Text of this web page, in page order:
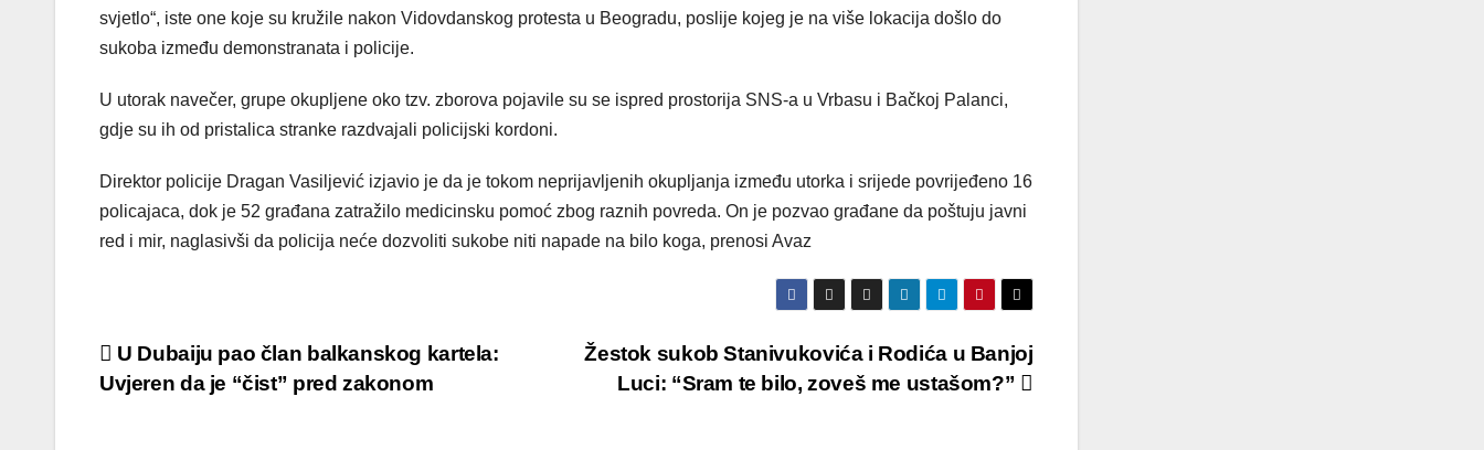
svjetlo“, iste one koje su kružile nakon Vidovdanskog protesta u Beogradu, poslije kojeg je na više lokacija došlo do
sukoba između demonstranata i policije.
U utorak navečer, grupe okupljene oko tzv. zborova pojavile su se ispred prostorija SNS-a u Vrbasu i Bačkoj Palanci,
gdje su ih od pristalica stranke razdvajali policijski kordoni.
Direktor policije Dragan Vasiljević izjavio je da je tokom neprijavljenih okupljanja između utorka i srijede povrijeđeno 16
policajaca, dok je 52 građana zatražilo medicinsku pomoć zbog raznih povreda. On je pozvao građane da poštuju javni
red i mir, naglasivši da policija neće dozvoliti sukobe niti napade na bilo koga, prenosi Avaz
Post
navigation
Žestok sukob Stanivukovića i Rodića u Banjoj
Luci: “Sram te bilo, zoveš me ustašom?”
U Dubaiju pao član balkanskog kartela:
Uvjeren da je “čist” pred zakonom